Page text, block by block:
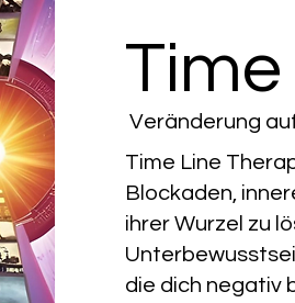
Veränderung
Time Line
Blockaden,
ihrer Wurzel zu
die dich negativ